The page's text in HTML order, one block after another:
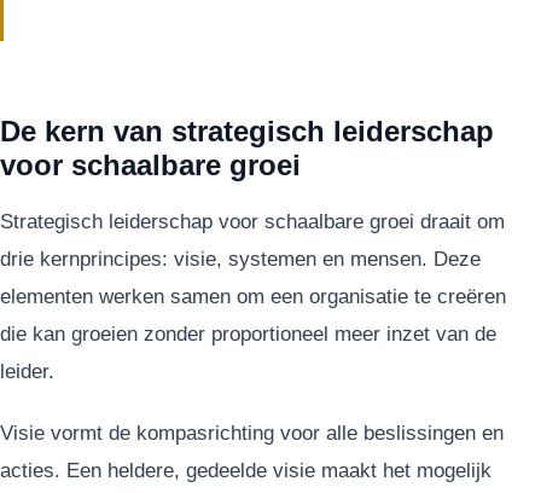
De kern van strategisch leiderschap
voor schaalbare groei
Strategisch leiderschap voor schaalbare groei draait om
drie kernprincipes: visie, systemen en mensen. Deze
elementen werken samen om een organisatie te creëren
die kan groeien zonder proportioneel meer inzet van de
leider.
Visie vormt de kompasrichting voor alle beslissingen en
acties. Een heldere, gedeelde visie maakt het mogelijk